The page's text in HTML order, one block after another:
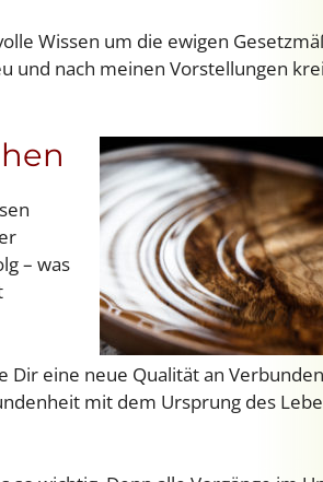
Wissen um die ewigen
und nach meinen Vorstellungen
– was
Dir eine neue Qualität an
mit dem Ursprung des